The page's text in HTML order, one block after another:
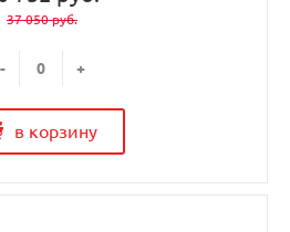
37 050 руб.
- +
в корзину